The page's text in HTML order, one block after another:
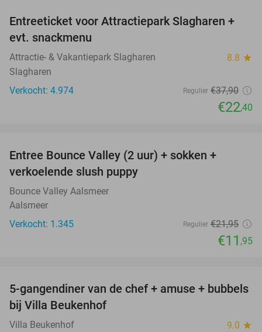
41%
Entreeticket voor Attractiepark Slagharen +
evt. snackmenu
Attractie- & Vakantiepark Slagharen 8.8 star
Slagharen
Verkocht: 4.974
Regulier €37,90
€22,40
Entree Bounce Valley (2 uur) + sokken +
verkoelende slush puppy
Bounce Valley Aalsmeer
Aalsmeer
Verkocht: 1.345
Regulier €21,95
€11 ,95
51%
5-gangendiner van de chef + amuse + bubbels
bij Villa Beukenhof
Villa Beukenhof 9.0 star